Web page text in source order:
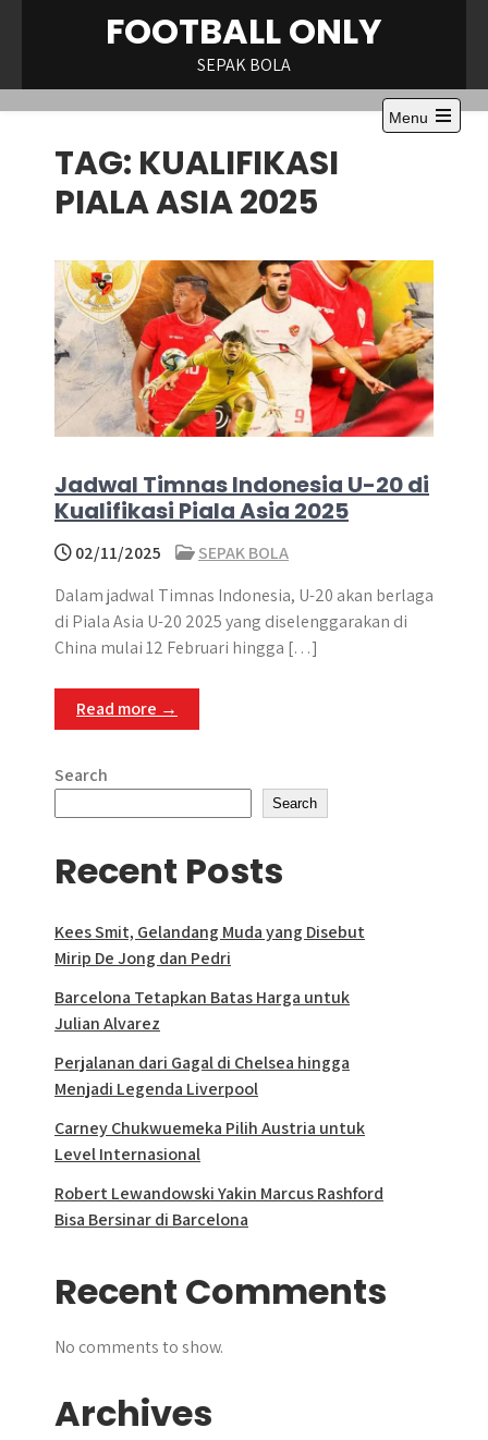
FOOTBALL ONLY
SEPAK BOLA
Menu
Open
TAG: KUALIFIKASI
PIALA ASIA 2025
Jadwal Timnas Indonesia U-20 di
Kualifikasi Piala Asia 2025
02/11/2025
SEPAK BOLA
Dalam jadwal Timnas Indonesia, U-20 akan berlaga
di Piala Asia U-20 2025 yang diselenggarakan di
China mulai 12 Februari hingga […]
Read more →
Search
Search
Recent Posts
Kees Smit, Gelandang Muda yang Disebut
Mirip De Jong dan Pedri
Barcelona Tetapkan Batas Harga untuk
Julian Alvarez
Perjalanan dari Gagal di Chelsea hingga
Menjadi Legenda Liverpool
Carney Chukwuemeka Pilih Austria untuk
Level Internasional
Robert Lewandowski Yakin Marcus Rashford
Bisa Bersinar di Barcelona
Recent Comments
No comments to show.
Archives